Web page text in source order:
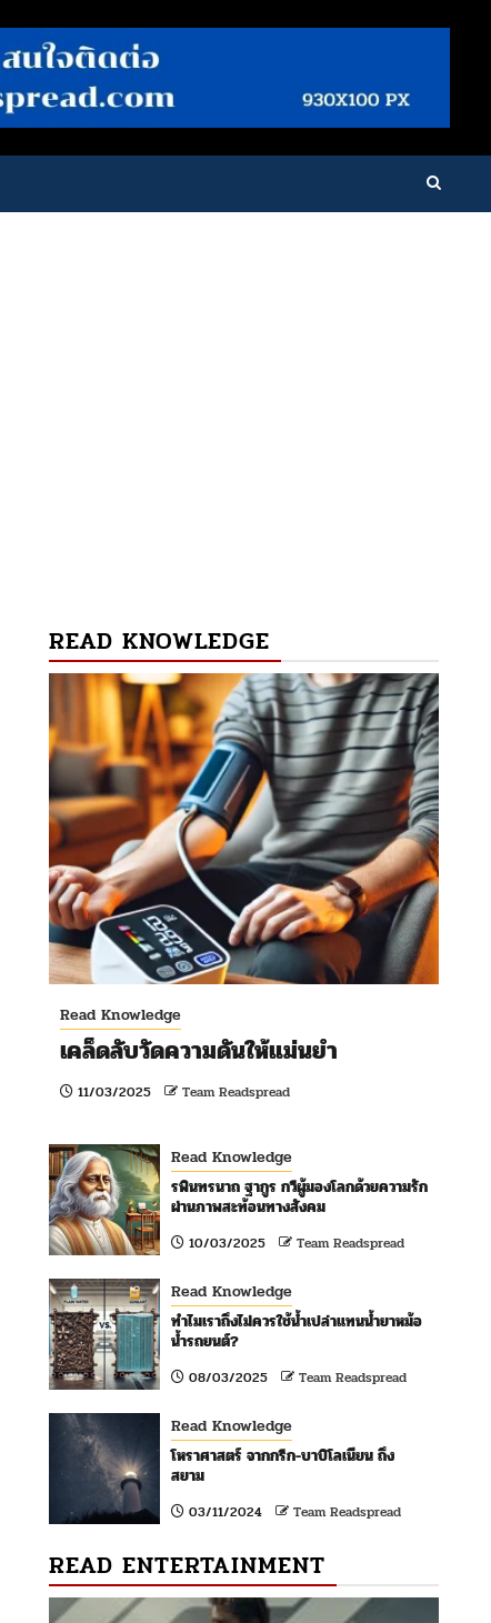
READ KNOWLEDGE
Read Knowledge
เคล็ดลับวัดความดันให้แม่นยำ
11/03/2025 Team Readspread
Read Knowledge
รพินทรนาถ ฐากูร กวีผู้มองโลกด้วยความรัก
ผ่านภาพสะท้อนทางสังคม
10/03/2025 Team Readspread
Read Knowledge
ทำไมเราถึงไม่ควรใช้น้ำเปล่าแทนน้ำยาหม้อ
น้ำรถยนต์?
08/03/2025 Team Readspread
Read Knowledge
โหราศาสตร์ จากกรีก-บาบิโลเนียน ถึง
สยาม
03/11/2024 Team Readspread
READ ENTERTAINMENT